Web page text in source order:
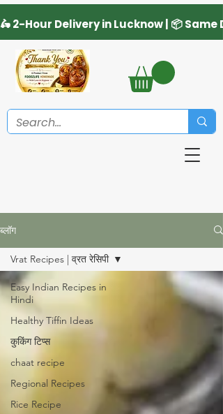
ब्लॉग
Easy Indian Recipes in
Hindi
Healthy Tiffin Ideas
कुकिंग टिप्स
chaat recipe
Regional Recipes
Rice Recipe
Vrat Recipes | व्रत रेसिपी